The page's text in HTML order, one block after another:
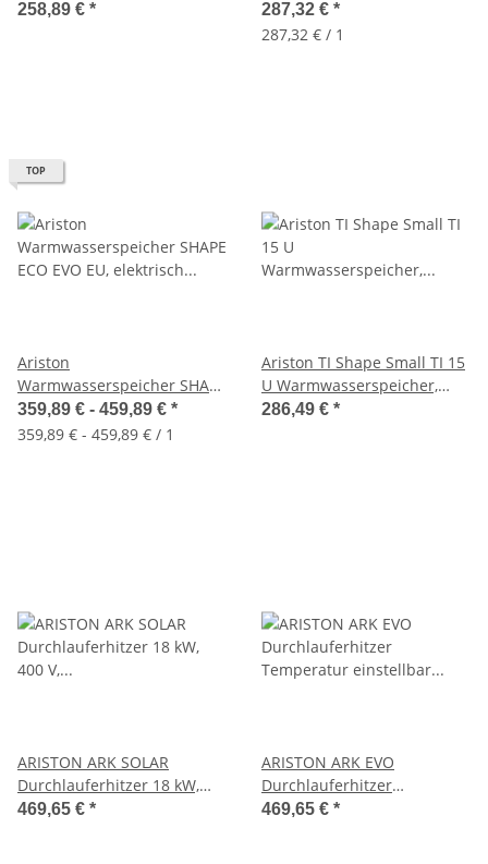
Warmwasserspeicher 10L,
258,89 € *
LYDOS ECO 50 Liter,
WasserPlus Technologie
287,32 € *
287,32 € / 1
TOP
Ariston
Warmwasserspeicher SHAPE
ECO EVO EU, elektrisch
druckfest
359,89 € - 459,89 € *
359,89 € - 459,89 € / 1
Ariston TI Shape Small TI 15
U Warmwasserspeicher,
Untertisch, 877128
286,49 € *
ARISTON ARK SOLAR
Durchlauferhitzer 18 kW,
400 V, Temperatur
469,65 € *
ARISTON ARK EVO
Durchlauferhitzer
Temperatur einstellbar 18-
469,65 € *